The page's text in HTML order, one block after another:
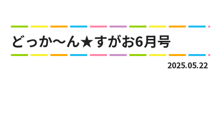
どっか～ん★すがお6月号
2025.05.22